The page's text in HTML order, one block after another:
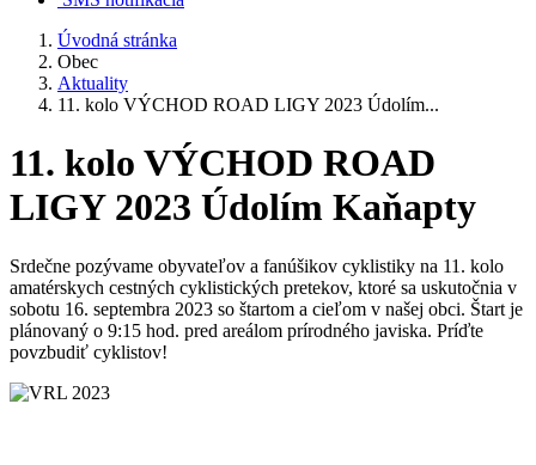
Úvodná stránka
Obec
Aktuality
11. kolo VÝCHOD ROAD LIGY 2023 Údolím...
11. kolo VÝCHOD ROAD
LIGY 2023 Údolím Kaňapty
Srdečne pozývame obyvateľov a fanúšikov cyklistiky na 11. kolo
amatérskych cestných cyklistických pretekov, ktoré sa uskutočnia v
sobotu 16. septembra 2023 so štartom a cieľom v našej obci. Štart je
plánovaný o 9:15 hod. pred areálom prírodného javiska. Príďte
povzbudiť cyklistov!